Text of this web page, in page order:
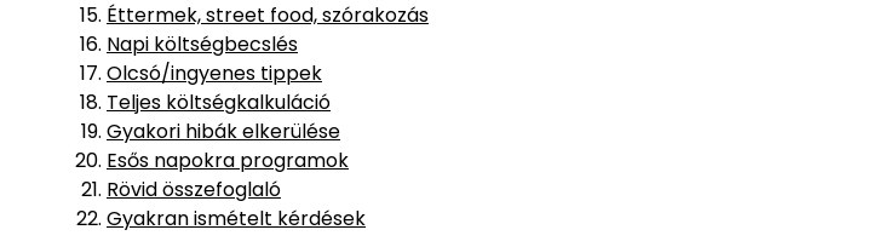
Éttermek, street food, szórakozás
Napi költségbecslés
Olcsó/ingyenes tippek
Teljes költségkalkuláció
Gyakori hibák elkerülése
Esős napokra programok
Rövid összefoglaló
Gyakran ismételt kérdések